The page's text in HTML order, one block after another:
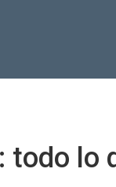
todo lo